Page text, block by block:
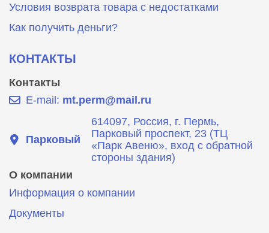
Условия возврата товара с недостатками
Как получить деньги?
КОНТАКТЫ
Контакты
E-mail: mt.perm@mail.ru
Парковый
614097, Россия, г. Пермь,
Парковый проспект, 23 (ТЦ
«Парк Авеню», вход с обратной
стороны здания)
О компании
Информация о компании
Документы